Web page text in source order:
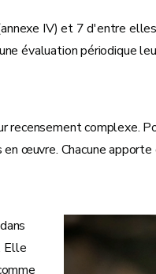
IV) et 7 d'entre elles
évaluation périodique
recensement complexe.
œuvre. Chacune
Elle